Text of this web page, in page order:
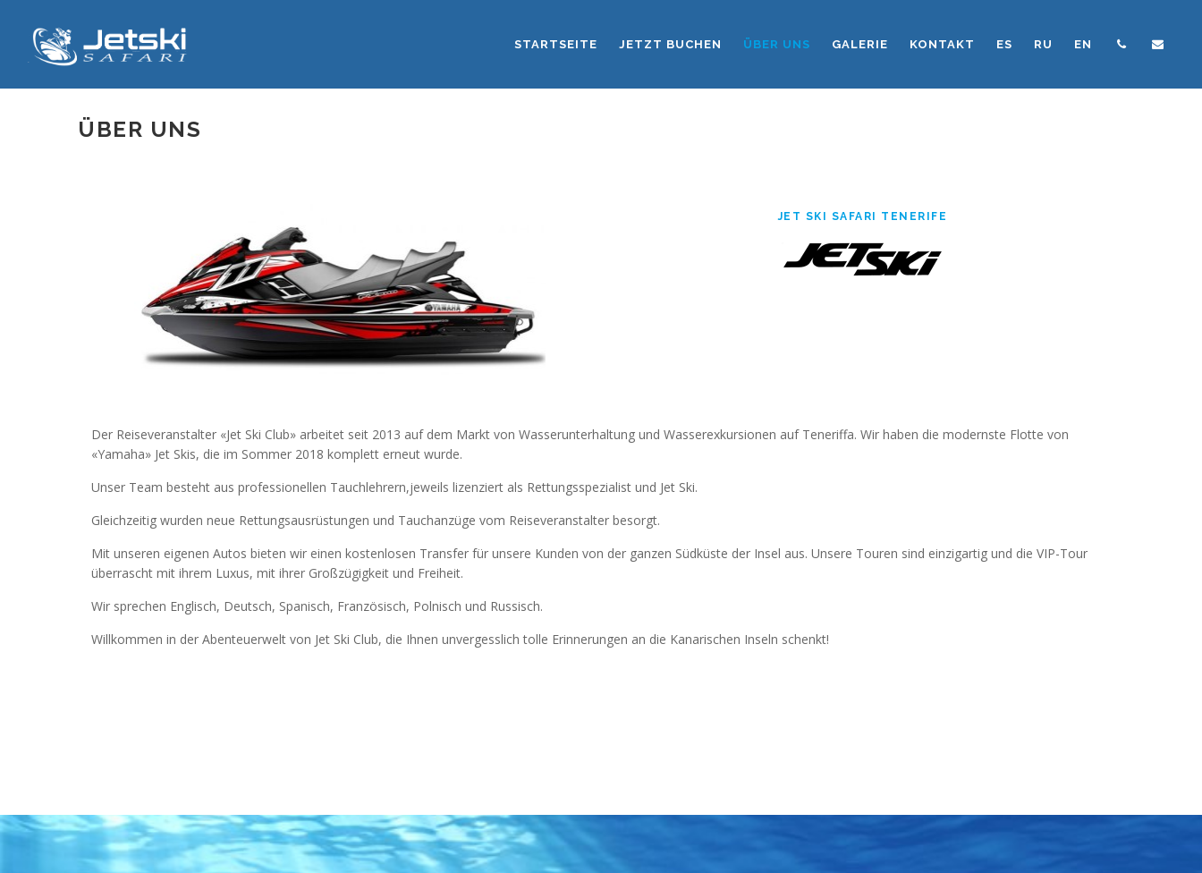
STARTSEITE JETZT BUCHEN ÜBER UNS GALERIE KONTAKT ES RU EN
ÜBER UNS
JET SKI SAFARI TENERIFE
Der Reiseveranstalter «Jet Ski Club» arbeitet seit 2013 auf dem Markt von Wasserunterhaltung und Wasserexkursionen auf Teneriffa. Wir haben die modernste Flotte von
«Yamaha» Jet Skis, die im Sommer 2018 komplett erneut wurde.
Unser Team besteht aus professionellen Tauchlehrern,jeweils lizenziert als Rettungsspezialist und Jet Ski.
Gleichzeitig wurden neue Rettungsausrüstungen und Tauchanzüge vom Reiseveranstalter besorgt.
Mit unseren eigenen Autos bieten wir einen kostenlosen Transfer für unsere Kunden von der ganzen Südküste der Insel aus. Unsere Touren sind einzigartig und die VIP-Tour
überrascht mit ihrem Luxus, mit ihrer Großzügigkeit und Freiheit.
Wir sprechen Englisch, Deutsch, Spanisch, Französisch, Polnisch und Russisch.
Willkommen in der Abenteuerwelt von Jet Ski Club, die Ihnen unvergesslich tolle Erinnerungen an die Kanarischen Inseln schenkt!